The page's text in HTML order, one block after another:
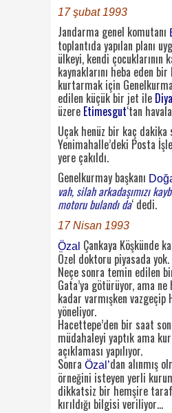
17 şubat 1993
Jandarma genel komutanı
toplantıda yapılan planı
ülkeyi, kendi çocuklarının
kaynaklarını heba eden
kurtarmak için
edilen küçük bir jet ile
üzere Etimesgut‘tan
Uçak henüz bir kaç dakika
Yenimahalle’deki Posta
yere çakıldı.
Genelkurmay başkanı
vah, silah arkadaşımızı
motoru bulandı da‘ dedi.
17 Nisan 1993
Özal Çankaya Köşkünde
Özel doktoru piyasada
Neçe sonra temin edilen
Gata’ya götürüyor, ama
kadar varmışken vazgeçip
yöneliyor.
Hacettepe’den bir saat
müdahaleyi yaptık ama
açıklaması yapılıyor.
Sonra Özal’dan alınmış
örneğini isteyen yerli
dikkatsiz bir hemşire
kırıldığı bilgisi veriliyor…